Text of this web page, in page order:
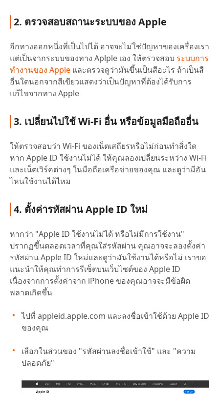
2. ตรวจสอบสถานะระบบของ Apple
อีกทางออกหนึ่งที่เป็นไปได้ อาจจะไม่ใช่ปัญหาของเครื่องเรา
แต่เป็นจากระบบของทาง Aplple เอง ให้ตรวจสอบ ระบบการ
ทำงานของ Apple และตรวจดูว่ามันขึ้นเป็นสีอะไร ถ้าเป็นสี
อื่นใดนอกจากสีเขียวแสดงว่าเป็นปัญหาที่ต้องได้รับการ
แก้ไขจากทาง Apple
3. เปลี่ยนไปใช้ Wi-Fi อื่น หรือข้อมูลมือถืออื่น
ให้ตรวจสอบว่า Wi-Fi ของเน็ตเสถียรหรือไม่ก่อนทำสิ่งใด
หาก Apple ID ใช้งานไม่ได้ ให้คุณลองเปลี่ยนระหว่าง Wi-Fi
และเน็ตเวิร์คต่างๆ ในมือถือเครือข่ายของคุณ และดูว่ามีอัน
ไหนใช้งานได้ไหม
4. ตั้งค่ารหัสผ่าน Apple ID ใหม่
หากว่า "Apple ID ใช้งานไม่ได้ หรือไม่มีการใช้งาน"
ปรากฏขึ้นตลอดเวลาที่คุณใส่รหัสผ่าน คุณอาจจะลองตั้งค่า
รหัสผ่าน Apple ID ใหม่และดูว่ามันใช้งานได้หรือไม่ เราขอ
แนะนำให้คุณทำการรีเซ็ตบนเว็บไซต์ของ Apple ID
เนื่องจากการตั้งค่าจาก iPhone ของคุณอาจจะมีข้อผิด
พลาดเกิดขึ้น
ไปที่ appleid.apple.com และลงชื่อเข้าใช้ด้วย Apple ID
ของคุณ
เลือกในส่วนของ "รหัสผ่านลงชื่อเข้าใช้" และ "ความ
ปลอดภัย"